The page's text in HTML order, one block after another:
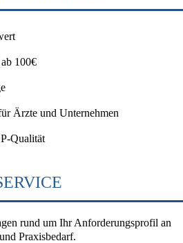
100€
Ärzte und Unternehmen
Qualität
rund um Ihr Anforderungsprofil an
Praxisbedarf.